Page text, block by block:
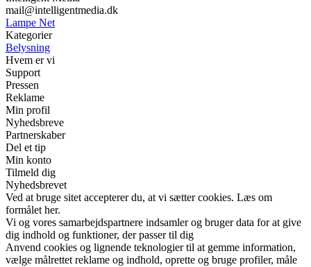
mail@intelligentmedia.dk
Lampe Net
Kategorier
Belysning
Hvem er vi
Support
Pressen
Reklame
Min profil
Nyhedsbreve
Partnerskaber
Del et tip
Min konto
Tilmeld dig
Nyhedsbrevet
Ved at bruge sitet accepterer du, at vi sætter cookies. Læs om
formålet her.
Vi og vores samarbejdspartnere indsamler og bruger data for at give
dig indhold og funktioner, der passer til dig
Anvend cookies og lignende teknologier til at gemme information,
vælge målrettet reklame og indhold, oprette og bruge profiler, måle